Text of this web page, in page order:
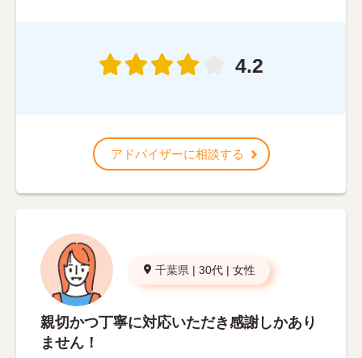
4.2
アドバイザーに相談する
千葉県 | 30代 | 女性
親切かつ丁寧に対応いただき感謝しかあり
ません！